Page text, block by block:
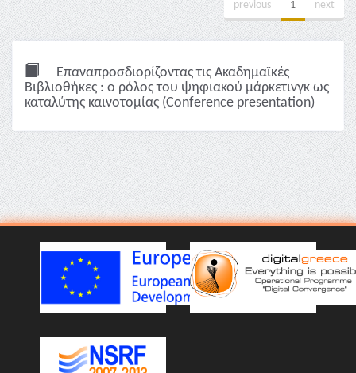
previous 1 next
Επαναπροσδιορίζοντας τις Ακαδημαϊκές
Βιβλιοθήκες : ο ρόλος του ψηφιακού μάρκετινγκ ως
καταλύτης καινοτομίας (Conference presentation)